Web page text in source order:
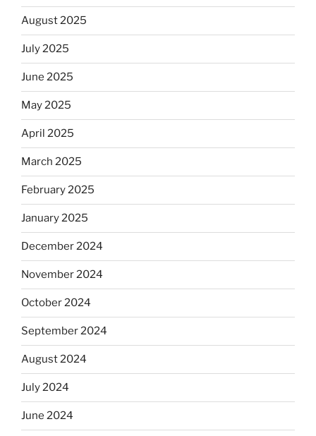
August 2025
July 2025
June 2025
May 2025
April 2025
March 2025
February 2025
January 2025
December 2024
November 2024
October 2024
September 2024
August 2024
July 2024
June 2024